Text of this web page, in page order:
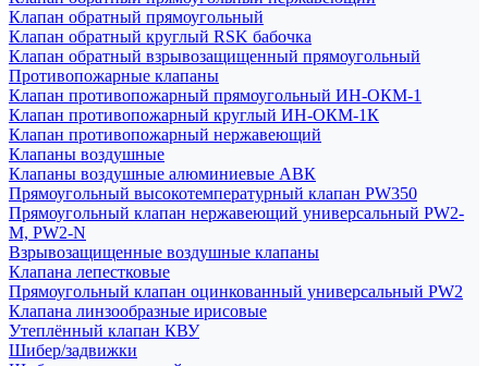
Клапан обратный прямоугольный
Клапан обратный круглый RSK бабочка
Клапан обратный взрывозащищенный прямоугольный
Противопожарные клапаны
Клапан противопожарный прямоугольный ИН-ОКМ-1
Клапан противопожарный круглый ИН-ОКМ-1К
Клапан противопожарный нержавеющий
Клапаны воздушные
Клапаны воздушные алюминиевые АВК
Прямоугольный высокотемпературный клапан PW350
Прямоугольный клапан нержавеющий универсальный PW2-
M, PW2-N
Взрывозащищенные воздушные клапаны
Клапана лепестковые
Прямоугольный клапан оцинкованный универсальный PW2
Клапана линзообразные ирисовые
Утеплённый клапан КВУ
Шибер/задвижки